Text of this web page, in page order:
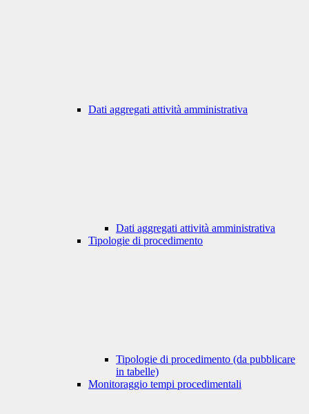
Dati aggregati attività amministrativa
Dati aggregati attività amministrativa
Tipologie di procedimento
Tipologie di procedimento (da pubblicare
in tabelle)
Monitoraggio tempi procedimentali